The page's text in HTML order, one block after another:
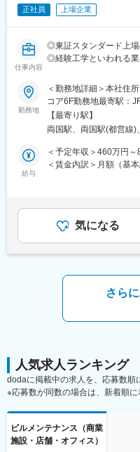
する物件への対応力は
<業務内容>
しての空調自動制御シ
応、スポット工事の見
務をお任せします。見
タントの方のサポートが
※担当企業数は、企業規
す。
＼健康経営優良法人・
ションや生産性の向上
変更の範囲：会社の定め
正社員 上場企業
仕事内容
◎東証スタンダード上場
◎経験工学といわれる業
◎脱炭素などサステナ
◎男性育休取得率75％！
＼最少のエネルギーで
計装とは…ビルや工場に
備・機械装置を計測・
ルする技術のこと
近年、省エネ化に必須
＼日本電技株式会社の魅
★高水準の給与体系！
力で日本電技にしか出
い利益率を実現してい
利益を確りと社員へ還
★高い技術力！
取扱販売店の中でも抜
誇ります！
<業務内容>
弊社と取引のあるオフ
しての空調自動制御シ
応、スポット工事の見
勤務地
＜勤務地詳細＞本社住
コア6F勤務地最寄駅：
禁煙変更の範囲：会社
【最寄り駅】
両国駅、両国駅(都営線)
給与
＜予定年収＞460万円
＜賃金内訳＞月額（基
年1回（7月）■賞与：
デル年収：25歳（560
円）賃金はあくまでも
可能性があります。月
気になる
さら
人気求人ランキング
dodaに掲載中の求人を、応募数順
※応募数が同数の場合は、新着順に
ビルメンテナンス（商業
施設・店舗・オフィス）